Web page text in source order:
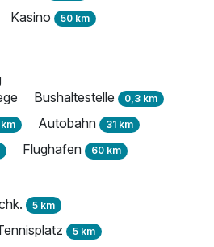
Kasino 50 km
Bushaltestelle 0,3 km
Autobahn 31 km
Flughafen 60 km
5 km
5 km